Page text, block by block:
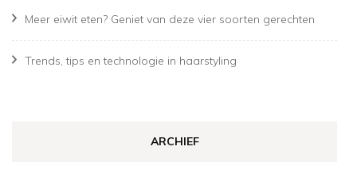
Meer eiwit eten? Geniet van deze vier soorten gerechten
Trends, tips en technologie in haarstyling
ARCHIEF